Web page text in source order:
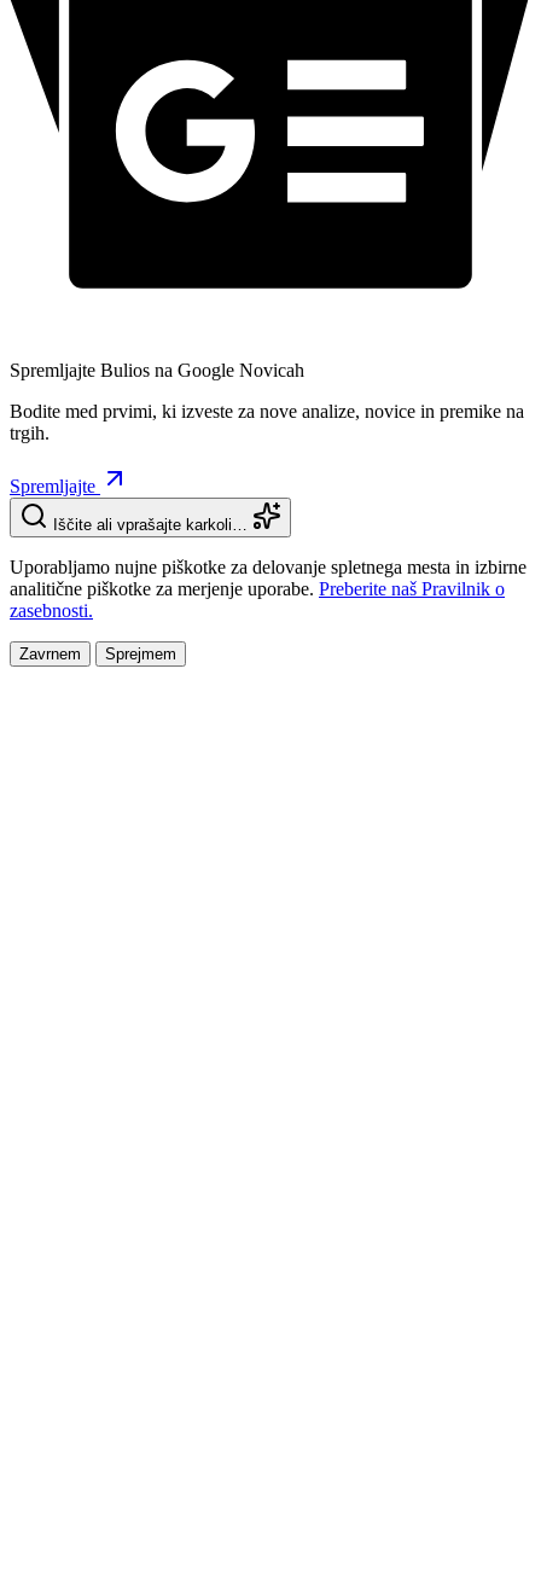
Spremljajte Bulios na Google Novicah
Bodite med prvimi, ki izveste za nove analize, novice in premike na
trgih.
Spremljajte
Iščite ali vprašajte karkoli…
Uporabljamo nujne piškotke za delovanje spletnega mesta in izbirne
analitične piškotke za merjenje uporabe. Preberite naš Pravilnik o
zasebnosti.
Zavrnem Sprejmem